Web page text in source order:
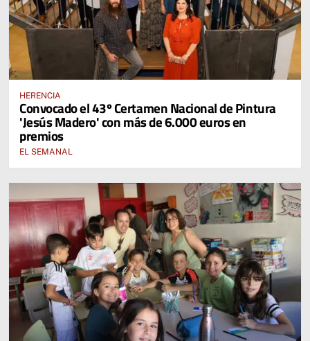
HERENCIA
Convocado el 43º Certamen Nacional de Pintura
'Jesús Madero' con más de 6.000 euros en
premios
EL SEMANAL